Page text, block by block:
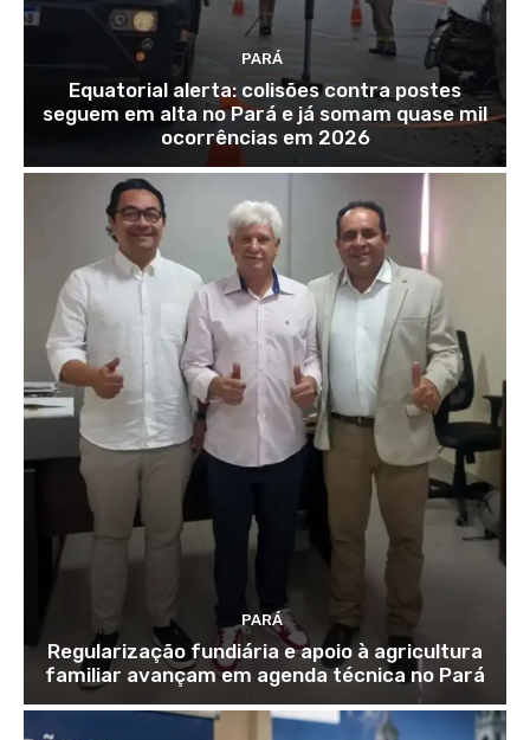
PARÁ
Equatorial alerta: colisões contra postes
seguem em alta no Pará e já somam quase mil
ocorrências em 2026
PARÁ
Regularização fundiária e apoio à agricultura
familiar avançam em agenda técnica no Pará